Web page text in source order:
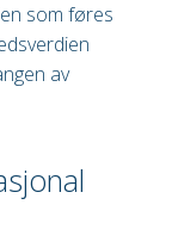
som føres
av